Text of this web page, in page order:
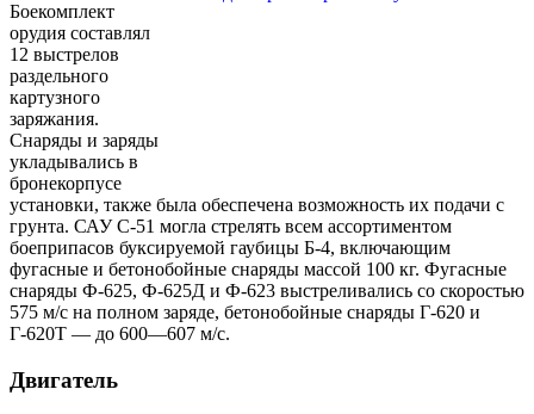
Боекомплект
орудия составлял
12 выстрелов
раздельного
картузного
заряжания.
Снаряды и заряды
укладывались в
бронекорпусе
установки, также была обеспечена возможность их подачи с
грунта. САУ С-51 могла стрелять всем ассортиментом
боеприпасов буксируемой гаубицы Б-4, включающим
фугасные и бетонобойные снаряды массой 100 кг. Фугасные
снаряды Ф-625, Ф-625Д и Ф-623 выстреливались со скоростью
575 м/с на полном заряде, бетонобойные снаряды Г-620 и
Г-620Т — до 600—607 м/с.
Двигатель